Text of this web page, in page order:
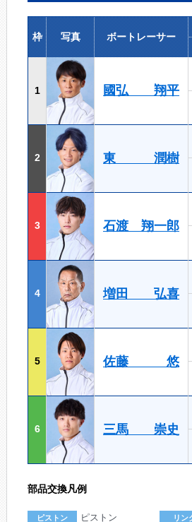
枠 写真 ボートレーサー
1 國弘 翔平
2 東 潤樹
3 石渡 翔一郎
4 増田 弘喜
5 佐藤 悠
6 三馬 崇史
部品交換凡例
ピストン ピストン リン